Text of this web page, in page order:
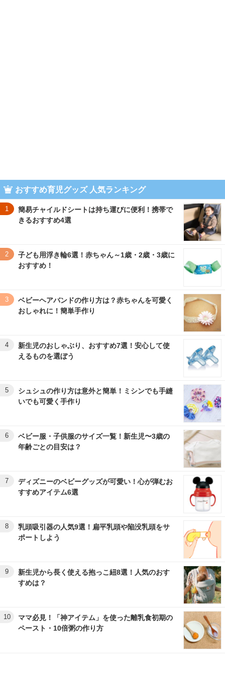
おすすめ育児グッズ 人気ランキング
1
簡易チャイルドシートは持ち運びに便利！携帯で
きるおすすめ4選
2
子ども用浮き輪6選！赤ちゃん～1歳・2歳・3歳に
おすすめ！
3
ベビーヘアバンドの作り方は？赤ちゃんを可愛く
おしゃれに！簡単手作り
4
新生児のおしゃぶり、おすすめ7選！安心して使
えるものを選ぼう
5
シュシュの作り方は意外と簡単！ミシンでも手縫
いでも可愛く手作り
6
ベビー服・子供服のサイズ一覧！新生児〜3歳の
年齢ごとの目安は？
7
ディズニーのベビーグッズが可愛い！心が弾むお
すすめアイテム6選
8
乳頭吸引器の人気9選！扁平乳頭や陥没乳頭をサ
ポートしよう
9
新生児から長く使える抱っこ紐8選！人気のおす
すめは？
10
ママ必見！「神アイテム」を使った離乳食初期の
ペースト・10倍粥の作り方